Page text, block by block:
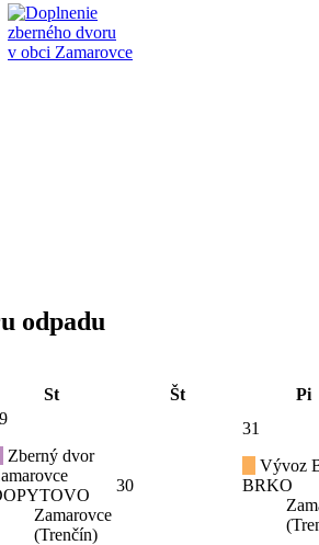
odpadu
St Št Pi
Zberný dvor
Zamarovce
(Trenčín)
30
31
Vývoz
BRKO